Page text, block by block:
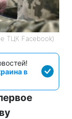
ТЦК Facebook)
в